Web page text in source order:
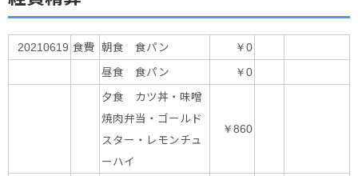
20210619 食費 朝食 食パン ￥0
昼食 食パン ￥0
夕食 カツ丼・味噌
焼肉弁当・ゴールド
スター・レモンチュ
ーハイ
￥860